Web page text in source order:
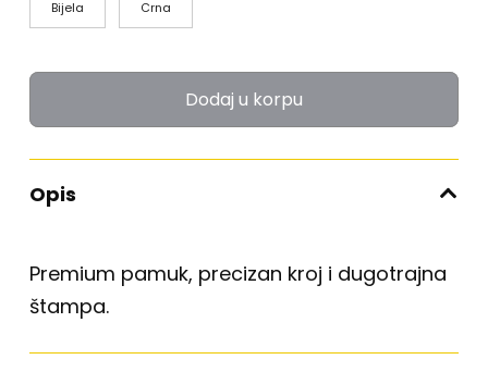
Bijela Crna
Dodaj u korpu
Opis
Premium pamuk, precizan kroj i dugotrajna
štampa.